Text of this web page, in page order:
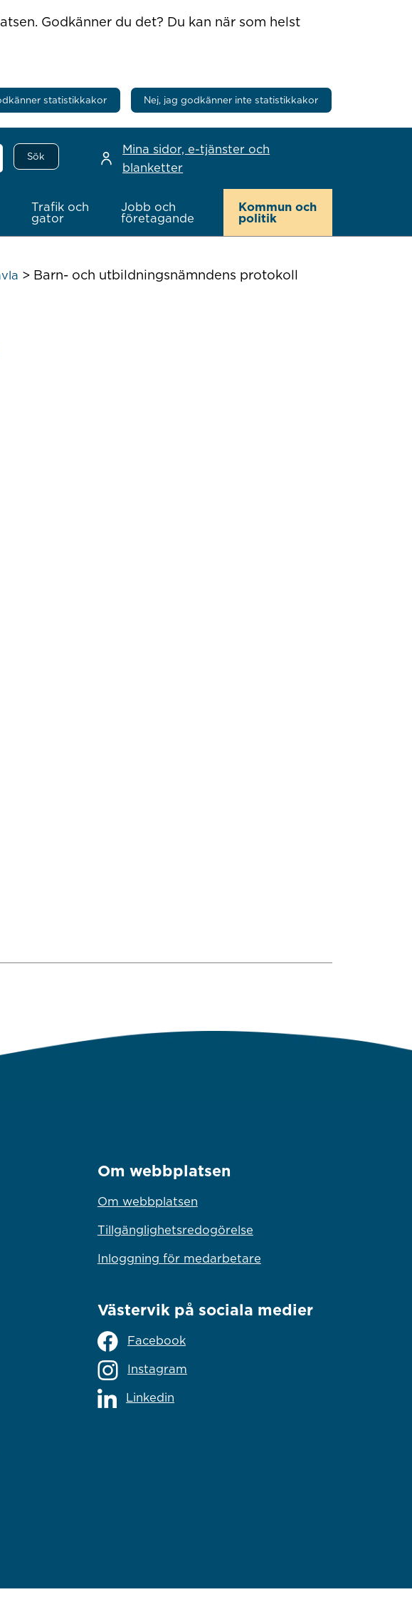
Godkänner du det? Du kan när som helst
statistikkakor Nej, jag godkänner inte statistikkakor
Mina sidor, e-tjänster och
blanketter
Trafik och
gator
Jobb och
företagande
Kommun och
politik
> Barn- och utbildningsnämndens protokoll
till annan webbplats
webbplats
webbplats
Om webbplatsen
Om webbplatsen
Tillgänglighetsredogörelse
Inloggning för medarbetare
Västervik på sociala medier
Facebook
Instagram
Linkedin